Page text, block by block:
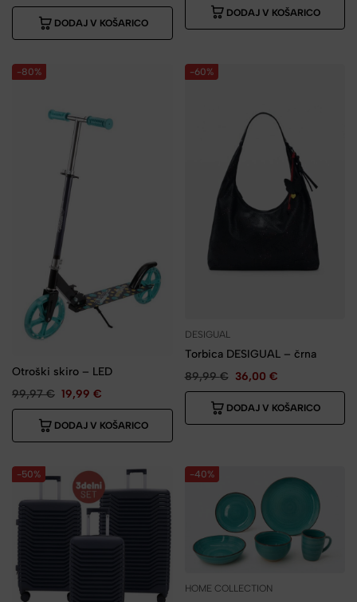
DODAJ V KOŠARICO
DODAJ V KOŠARICO
-80%
Otroški skiro – LED
99,97€ 19,99 €
DODAJ V KOŠARICO
-60%
DESIGUAL
Torbica DESIGUAL – črna
89,99€ 36,00 €
DODAJ V KOŠARICO
-50% -40%
HOME COLLECTION